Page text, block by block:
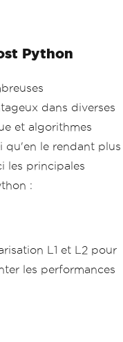
Python
dans diverses
et algorithmes
qu'en le rendant plus
les principales
:
L1 et L2 pour
les performances